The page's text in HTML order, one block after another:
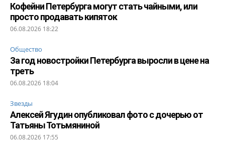
Кофейни Петербурга могут стать чайными, или
просто продавать кипяток
06.08.2026 18:22
Общество
За год новостройки Петербурга выросли в цене на
треть
06.08.2026 18:04
Звезды
Алексей Ягудин опубликовал фото с дочерью от
Татьяны Тотьмяниной
06.08.2026 17:55